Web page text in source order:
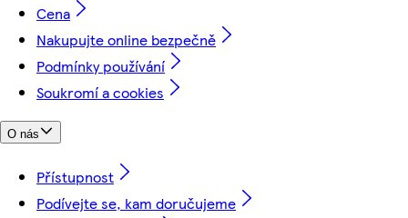
Cena
Nakupujte online bezpečně
Podmínky používání
Soukromí a cookies
O nás
Přístupnost
Podívejte se, kam doručujeme